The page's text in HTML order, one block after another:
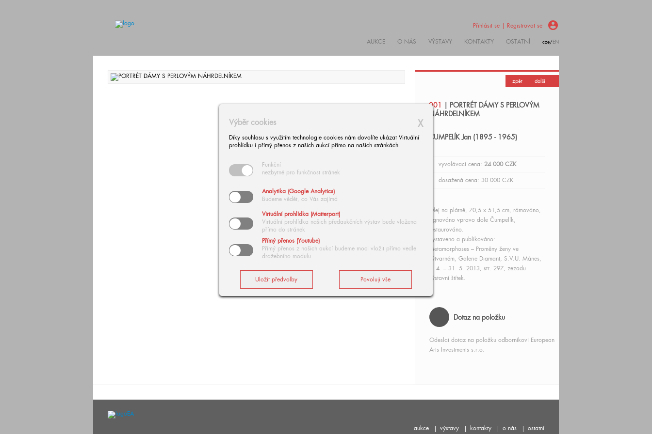
Přihlásit se | Registrovat se account_circle
AUKCE O NÁS VÝSTAVY KONTAKTY OSTATNÍ cze/EN
X
Výběr cookies
Díky souhlasu s využitím technologie cookies nám dovolíte ukázat Virtuální
prohlídku i přímý přenos z našich aukcí přímo na našich stránkách.
Funkční
nezbytné pro funkčnost stránek
Analytika (Google Analytics)
Budeme vědět, co Vás zajímá
Virtuální prohlídka (Matterport)
Virtuální prohlídka našich předaukčních výstav bude vložena
přímo do stránek
Přímý přenos (Youtube)
Přímý přenos z našich aukcí budeme moci vložit přímo vedle
dražebního modulu
zpět další
001 | PORTRÉT DÁMY S PERLOVÝM
NÁHRDELNÍKEM
ČUMPELÍK Jan (1895 - 1965)
vyvolávací cena:24 000 CZK
dosažená cena: 30 000 CZK
Olej na plátně, 70,5 x 51,5 cm, rámováno,
signováno vpravo dole Čumpelík,
restaurováno.
Vystaveno a publikováno:
Metamorphoses – Proměny ženy ve
výtvarném, Galerie Diamant, S.V.U. Mánes,
4. 4. – 31. 5. 2013, str. 297, zezadu
výstavní štítek.
Dotaz na položku
Odeslat dotaz na položku odborníkovi European
Arts Investments s.r.o.
aukce výstavy kontakty o nás ostatní